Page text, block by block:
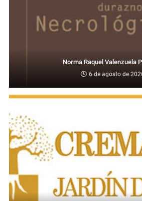
Norma Raquel Valenzuela
6 de agosto de